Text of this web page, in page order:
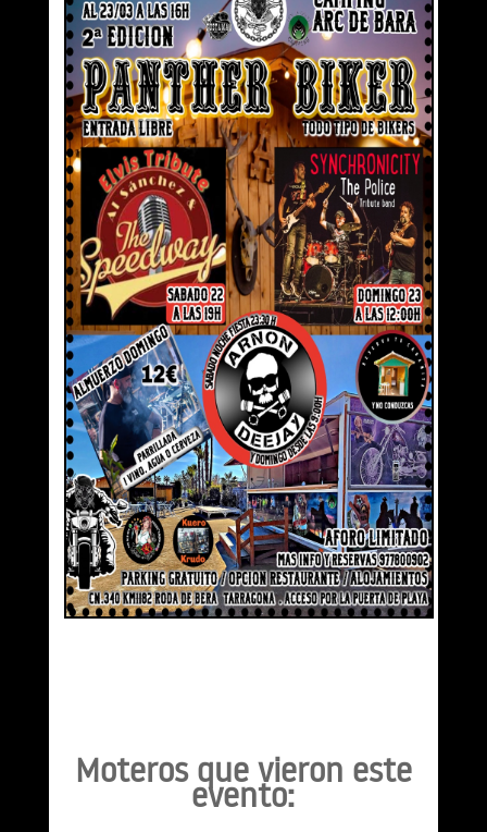
Moteros que vieron este
evento: